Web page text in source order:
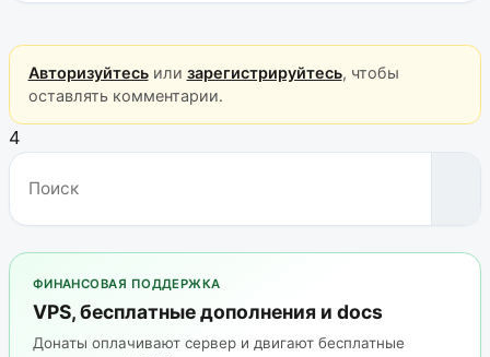
Авторизуйтесьили зарегистрируйтесь, чтобы
оставлять комментарии.
4
ФИНАНСОВАЯ ПОДДЕРЖКА
VPS, бесплатные дополнения и docs
Донаты оплачивают сервер и двигают бесплатные